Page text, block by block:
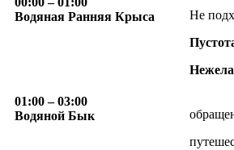
Водяная Ранняя Крыса
Не
01:00– 03:00
Водяной Бык